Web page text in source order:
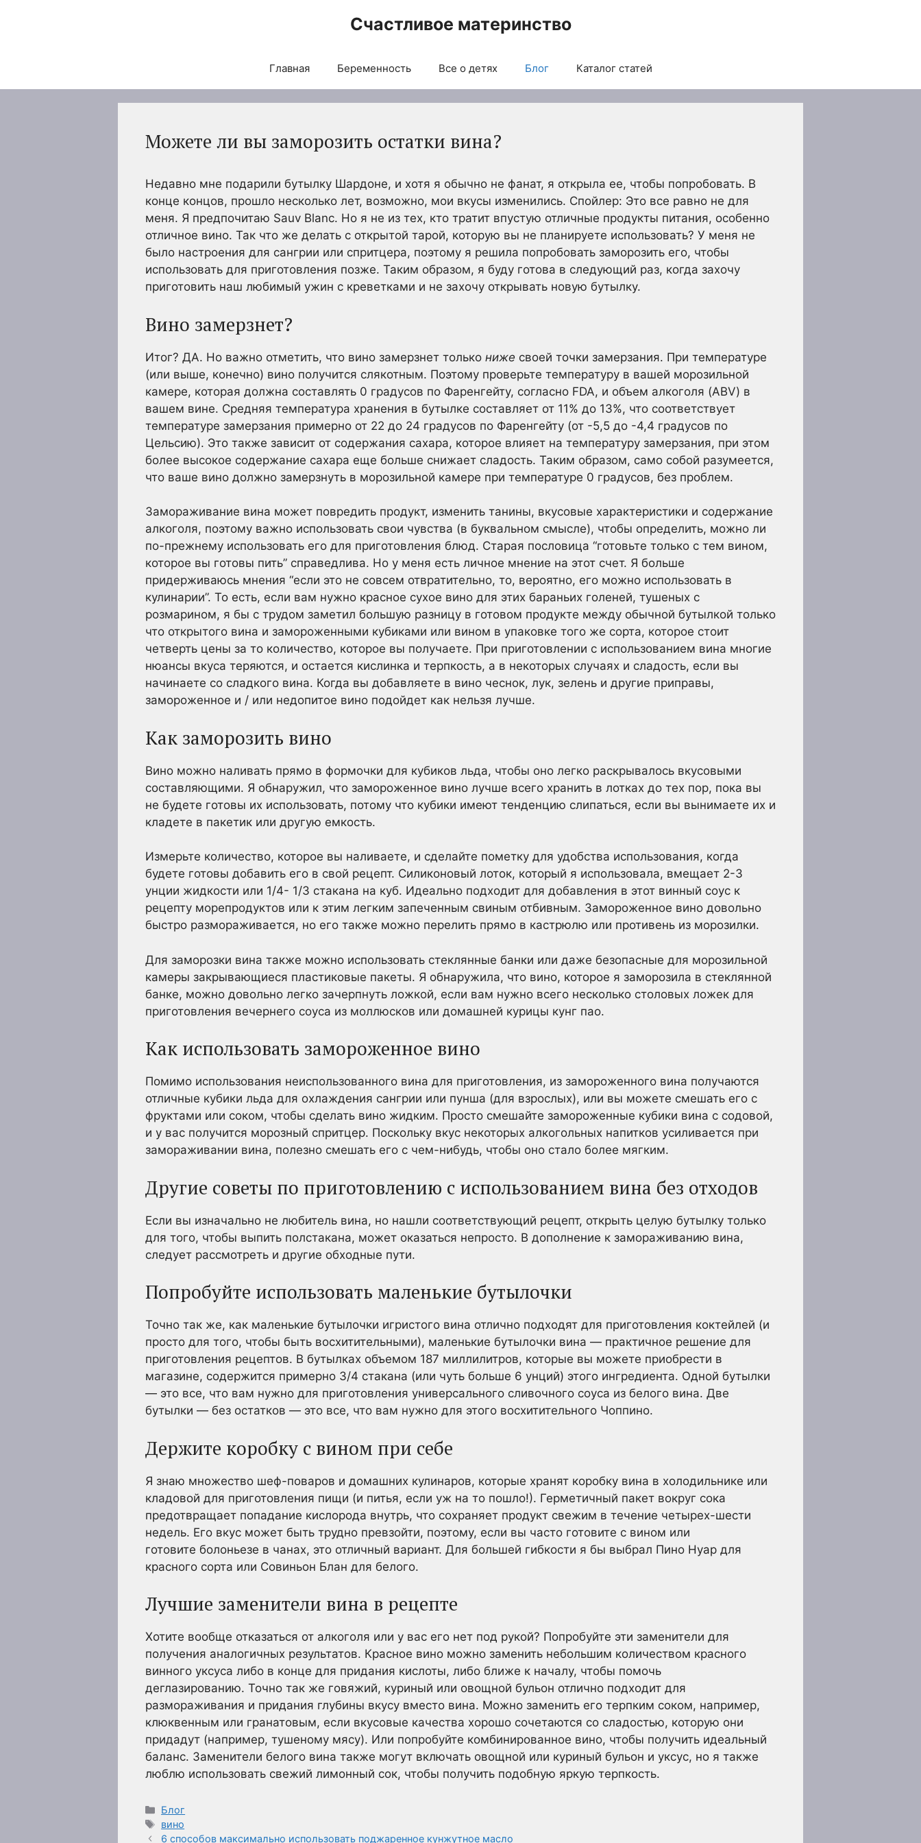
Счастливое материнство
Главная Беременность Все о детях Блог Каталог статей
Можете ли вы заморозить остатки вина?
Недавно мне подарили бутылку Шардоне, и хотя я обычно не фанат, я открыла ее, чтобы попробовать. В
конце концов, прошло несколько лет, возможно, мои вкусы изменились. Спойлер: Это все равно не для
меня. Я предпочитаю Sauv Blanc. Но я не из тех, кто тратит впустую отличные продукты питания, особенно
отличное вино. Так что же делать с открытой тарой, которую вы не планируете использовать? У меня не
было настроения для сангрии или спритцера, поэтому я решила попробовать заморозить его, чтобы
использовать для приготовления позже. Таким образом, я буду готова в следующий раз, когда захочу
приготовить наш любимый ужин с креветками и не захочу открывать новую бутылку.
Вино замерзнет?
Итог? ДА. Но важно отметить, что вино замерзнет только ниже своей точки замерзания. При температуре
(или выше, конечно) вино получится слякотным. Поэтому проверьте температуру в вашей морозильной
камере, которая должна составлять 0 градусов по Фаренгейту, согласно FDA, и объем алкоголя (ABV) в
вашем вине. Средняя температура хранения в бутылке составляет от 11% до 13%, что соответствует
температуре замерзания примерно от 22 до 24 градусов по Фаренгейту (от -5,5 до -4,4 градусов по
Цельсию). Это также зависит от содержания сахара, которое влияет на температуру замерзания, при этом
более высокое содержание сахара еще больше снижает сладость. Таким образом, само собой разумеется,
что ваше вино должно замерзнуть в морозильной камере при температуре 0 градусов, без проблем.
Замораживание вина может повредить продукт, изменить танины, вкусовые характеристики и содержание
алкоголя, поэтому важно использовать свои чувства (в буквальном смысле), чтобы определить, можно ли
по-прежнему использовать его для приготовления блюд. Старая пословица “готовьте только с тем вином,
которое вы готовы пить” справедлива. Но у меня есть личное мнение на этот счет. Я больше
придерживаюсь мнения “если это не совсем отвратительно, то, вероятно, его можно использовать в
кулинарии”. То есть, если вам нужно красное сухое вино для этих бараньих голеней, тушеных с
розмарином, я бы с трудом заметил большую разницу в готовом продукте между обычной бутылкой только
что открытого вина и замороженными кубиками или вином в упаковке того же сорта, которое стоит
четверть цены за то количество, которое вы получаете. При приготовлении с использованием вина многие
нюансы вкуса теряются, и остается кислинка и терпкость, а в некоторых случаях и сладость, если вы
начинаете со сладкого вина. Когда вы добавляете в вино чеснок, лук, зелень и другие приправы,
замороженное и / или недопитое вино подойдет как нельзя лучше.
Как заморозить вино
Вино можно наливать прямо в формочки для кубиков льда, чтобы оно легко раскрывалось вкусовыми
составляющими. Я обнаружил, что замороженное вино лучше всего хранить в лотках до тех пор, пока вы
не будете готовы их использовать, потому что кубики имеют тенденцию слипаться, если вы вынимаете их и
кладете в пакетик или другую емкость.
Измерьте количество, которое вы наливаете, и сделайте пометку для удобства использования, когда
будете готовы добавить его в свой рецепт. Силиконовый лоток, который я использовала, вмещает 2-3
унции жидкости или 1/4- 1/3 стакана на куб. Идеально подходит для добавления в этот винный соус к
рецепту морепродуктов или к этим легким запеченным свиным отбивным. Замороженное вино довольно
быстро размораживается, но его также можно перелить прямо в кастрюлю или противень из морозилки.
Для заморозки вина также можно использовать стеклянные банки или даже безопасные для морозильной
камеры закрывающиеся пластиковые пакеты. Я обнаружила, что вино, которое я заморозила в стеклянной
банке, можно довольно легко зачерпнуть ложкой, если вам нужно всего несколько столовых ложек для
приготовления вечернего соуса из моллюсков или домашней курицы кунг пао.
Как использовать замороженное вино
Помимо использования неиспользованного вина для приготовления, из замороженного вина получаются
отличные кубики льда для охлаждения сангрии или пунша (для взрослых), или вы можете смешать его с
фруктами или соком, чтобы сделать вино жидким. Просто смешайте замороженные кубики вина с содовой,
и у вас получится морозный спритцер. Поскольку вкус некоторых алкогольных напитков усиливается при
замораживании вина, полезно смешать его с чем-нибудь, чтобы оно стало более мягким.
Другие советы по приготовлению с использованием вина без отходов
Если вы изначально не любитель вина, но нашли соответствующий рецепт, открыть целую бутылку только
для того, чтобы выпить полстакана, может оказаться непросто. В дополнение к замораживанию вина,
следует рассмотреть и другие обходные пути.
Попробуйте использовать маленькие бутылочки
Точно так же, как маленькие бутылочки игристого вина отлично подходят для приготовления коктейлей (и
просто для того, чтобы быть восхитительными), маленькие бутылочки вина — практичное решение для
приготовления рецептов. В бутылках объемом 187 миллилитров, которые вы можете приобрести в
магазине, содержится примерно 3/4 стакана (или чуть больше 6 унций) этого ингредиента. Одной бутылки
— это все, что вам нужно для приготовления универсального сливочного соуса из белого вина. Две
бутылки — без остатков — это все, что вам нужно для этого восхитительного Чоппино.
Держите коробку с вином при себе
Я знаю множество шеф-поваров и домашних кулинаров, которые хранят коробку вина в холодильнике или
кладовой для приготовления пищи (и питья, если уж на то пошло!). Герметичный пакет вокруг сока
предотвращает попадание кислорода внутрь, что сохраняет продукт свежим в течение четырех-шести
недель. Его вкус может быть трудно превзойти, поэтому, если вы часто готовите с вином или
готовите болоньезе в чанах, это отличный вариант. Для большей гибкости я бы выбрал Пино Нуар для
красного сорта или Совиньон Блан для белого.
Лучшие заменители вина в рецепте
Хотите вообще отказаться от алкоголя или у вас его нет под рукой? Попробуйте эти заменители для
получения аналогичных результатов. Красное вино можно заменить небольшим количеством красного
винного уксуса либо в конце для придания кислоты, либо ближе к началу, чтобы помочь
деглазированию. Точно так же говяжий, куриный или овощной бульон отлично подходит для
размораживания и придания глубины вкусу вместо вина. Можно заменить его терпким соком, например,
клюквенным или гранатовым, если вкусовые качества хорошо сочетаются со сладостью, которую они
придадут (например, тушеному мясу). Или попробуйте комбинированное вино, чтобы получить идеальный
баланс. Заменители белого вина также могут включать овощной или куриный бульон и уксус, но я также
люблю использовать свежий лимонный сок, чтобы получить подобную яркую терпкость.
Рубрики
Блог
Метки
вино
6 способов максимально использовать поджаренное кунжутное масло